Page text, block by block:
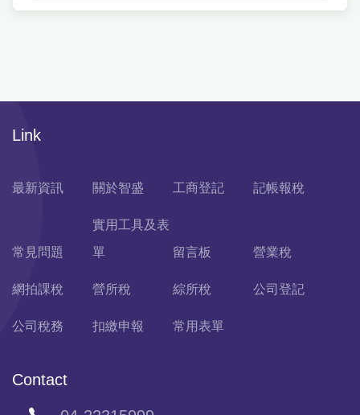
Link
最新資訊 關於智盛 工商登記 記帳報稅
常見問題
實用工具及表
單
留言板 營業稅
網拍課稅 營所稅 綜所稅 公司登記
公司稅務 扣繳申報 常用表單
Contact